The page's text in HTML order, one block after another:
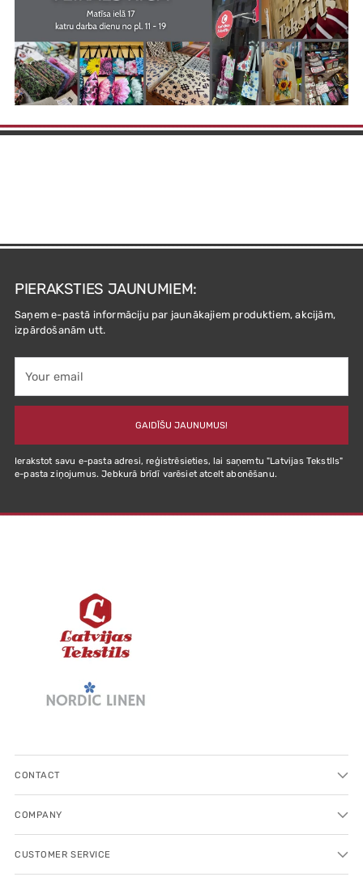
PIERAKSTIES JAUNUMIEM:
Saņem e-pastā informāciju par jaunākajiem produktiem, akcijām,
izpārdošanām utt.
email
GAIDĪŠU JAUNUMUS!
Ierakstot savu e-pasta adresi, reģistrēsieties, lai saņemtu "Latvijas Tekstlls"
e-pasta ziņojumus. Jebkurā brīdī varēsiet atcelt abonēšanu.
CONTACT
COMPANY
CUSTOMER SERVICE